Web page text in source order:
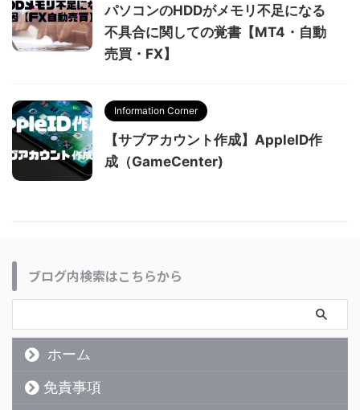
パソコンのHDDがメモリ不足になる
不具合に関しての覚書【MT4・自動
売買・FX】
Information Corner
【サブアカウント作成】AppleID作
成（GameCenter)
ブログ内検索はこちらから
ホーム
免責事項